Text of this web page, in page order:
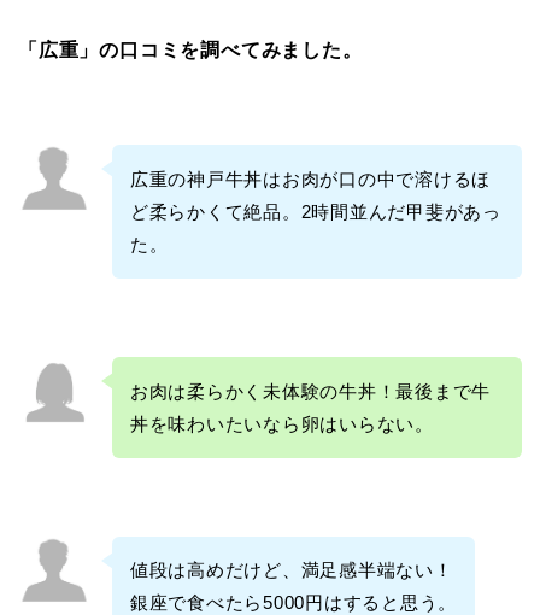
「広重」の口コミを調べてみました。
広重の神戸牛丼はお肉が口の中で溶けるほ
ど柔らかくて絶品。2時間並んだ甲斐があっ
た。
お肉は柔らかく未体験の牛丼！最後まで牛
丼を味わいたいなら卵はいらない。
値段は高めだけど、満足感半端ない！
銀座で食べたら5000円はすると思う。